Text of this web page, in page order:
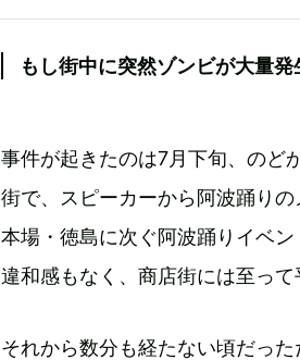
もし街中に突然ゾンビが大量発
事件が起きたのは7月下旬、のど
街で、スピーカーから阿波踊り
本場・徳島に次ぐ阿波踊りイベ
違和感もなく、商店街には至っ
それから数分も経たない頃だっ